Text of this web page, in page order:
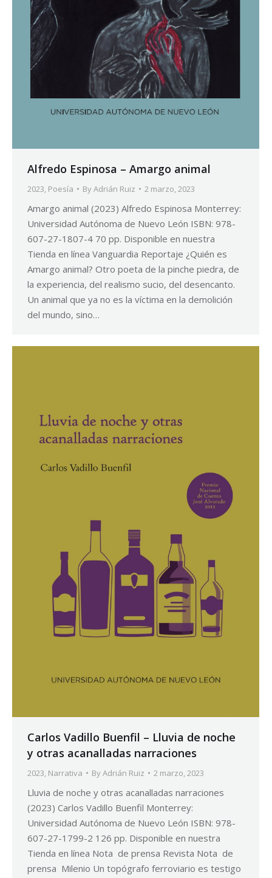
Alfredo Espinosa – Amargo animal
2023, Poesía ByAdrián Ruiz 2 marzo, 2023
Amargo animal (2023) Alfredo Espinosa Monterrey:
Universidad Autónoma de Nuevo León ISBN: 978-
607-27-1807-4 70 pp. Disponible en nuestra
Tienda en línea Vanguardia Reportaje ¿Quién es
Amargo animal? Otro poeta de la pinche piedra, de
la experiencia, del realismo sucio, del desencanto.
Un animal que ya no es la víctima en la demolición
del mundo, sino…
Carlos Vadillo Buenfil – Lluvia de noche
y otras acanalladas narraciones
2023, Narrativa ByAdrián Ruiz 2 marzo, 2023
Lluvia de noche y otras acanalladas narraciones
(2023) Carlos Vadillo Buenfil Monterrey:
Universidad Autónoma de Nuevo León ISBN: 978-
607-27-1799-2 126 pp. Disponible en nuestra
Tienda en línea Nota de prensa Revista Nota de
prensa Milenio Un topógrafo ferroviario es testigo